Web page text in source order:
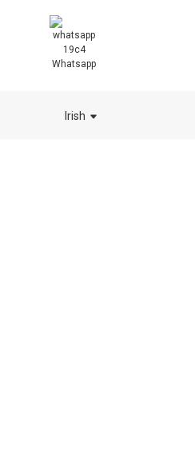
Whatsapp
Irish